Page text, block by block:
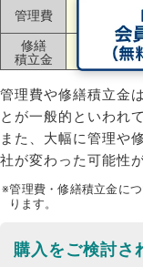
管理費
修繕
積立金
ー
管理費や修繕積立金
とが一般的といわれ
また、大幅に管理や
社が変わった可能性
※管理費・修繕積立金に
ります。
購入をご検討さ